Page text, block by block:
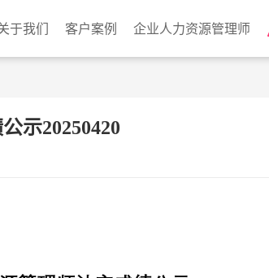
于我们 客户案例 企业人力资源管理师
示20250420